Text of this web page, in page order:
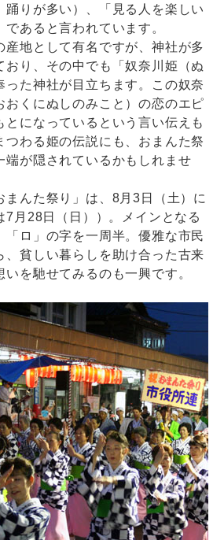
踊りが多い）、「見る人を楽しい
あると言われています。
地として有名ですが、神社が多
おり、その中でも「奴奈川姫（ぬ
った神社が目立ちます。この奴奈
おくにぬしのみこと）の恋のエピ
とになっているという言い伝えも
つわる姫の伝説にも、おまんた祭
端が隠されているかもしれませ
んた祭り」は、8月3日（土）に
7月28日（日））。メインとなる
「ロ」の字を一周半。優雅な市民
、貧しい暮らしを助け合った古来
を馳せてみるのも一興です。